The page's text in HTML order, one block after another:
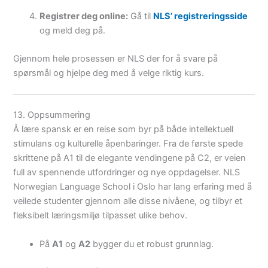
Registrer deg online: Gå til NLS’ registreringsside
og meld deg på.
Gjennom hele prosessen er NLS der for å svare på
spørsmål og hjelpe deg med å velge riktig kurs.
13. Oppsummering
Å lære spansk er en reise som byr på både intellektuell
stimulans og kulturelle åpenbaringer. Fra de første spede
skrittene på A1 til de elegante vendingene på C2, er veien
full av spennende utfordringer og nye oppdagelser. NLS
Norwegian Language School i Oslo har lang erfaring med å
veilede studenter gjennom alle disse nivåene, og tilbyr et
fleksibelt læringsmiljø tilpasset ulike behov.
På A1 og A2 bygger du et robust grunnlag.